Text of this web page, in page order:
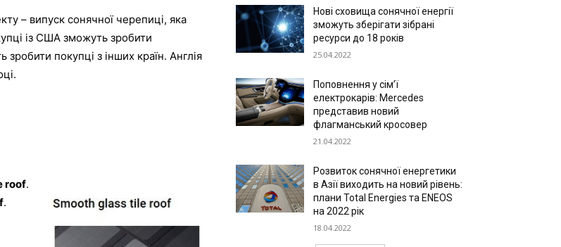
– випуск сонячної черепиці, яка
із США зможуть зробити
покупці з інших країн. Англія
roof.
.
Нові сховища сонячної енергії
зможуть зберігати зібрані
ресурси до 18 років
25.04.2022
Поповнення у сім’ї
електрокарів: Mercedes
представив новий
флагманський кросовер
21.04.2022
Розвиток сонячної енергетики
в Азії виходить на новий рівень:
плани Total Energies та ENEOS
на 2022 рік
18.04.2022